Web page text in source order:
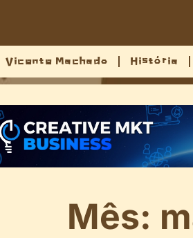
Vicente Machado História
Mês: